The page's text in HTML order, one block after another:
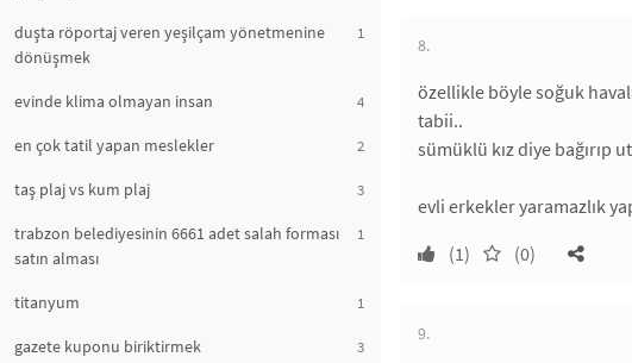
duşta röportaj veren yeşilçam yönetmenine
dönüşmek
1
evinde klima olmayan insan 4
en çok tatil yapan meslekler 2
taş plaj vs kum plaj 3
trabzon belediyesinin 6661 adet salah forması
satın alması
1
titanyum 1
gazete kuponu biriktirmek 3
8.
özellikle böyle soğuk
tabii..
sümüklü kız diye bağırıp
evli erkekler yaramazlık
(1)
(0)
9.